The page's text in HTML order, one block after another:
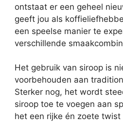
ontstaat er een geheel
geeft jou als
een speelse manier te
verschillende
Het gebruik van siroop is
voorbehouden aan
Sterker nog, het wordt
siroop toe te voegen aan
het een rijke én zoete